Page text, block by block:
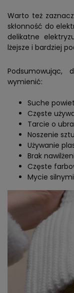
Warto też
skłonność do
delikatne
lżejsze i bardziej
Podsumowując,
wymienić:
Suche
Częste
Tarcie o
Noszenie
Używanie
Brak
Częste
Mycie